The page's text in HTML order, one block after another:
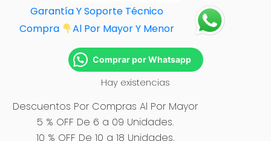
Garantía Y Soporte Técnico
Compra
Al Por Mayor Y Menor
Comprar por Whatsapp
Hay existencias
Descuentos Por Compras Al Por Mayor
5 % OFF De 6 a 09 Unidades.
10 % OFF De 10 a 18 Unidades.